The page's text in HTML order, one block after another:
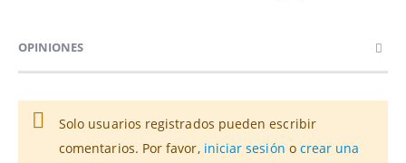
OPINIONES
Solo usuarios registrados pueden escribir
comentarios. Por favor, iniciar sesión o crear una